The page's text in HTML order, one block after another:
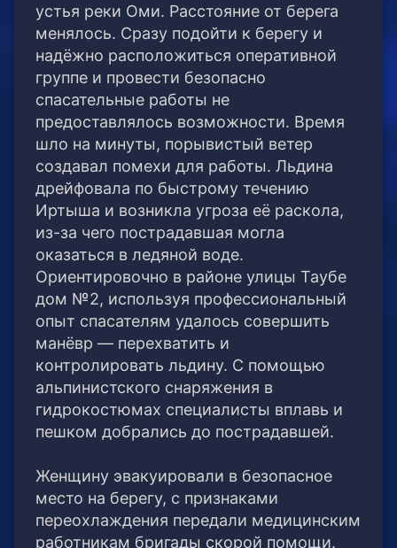
устья реки Оми. Расстояние от берега
менялось. Сразу подойти к берегу и
надёжно расположиться оперативной
группе и провести безопасно
спасательные работы не
предоставлялось возможности. Время
шло на минуты, порывистый ветер
создавал помехи для работы. Льдина
дрейфовала по быстрому течению
Иртыша и возникла угроза её раскола,
из-за чего пострадавшая могла
оказаться в ледяной воде.
Ориентировочно в районе улицы Таубе
дом №2, используя профессиональный
опыт спасателям удалось совершить
манёвр — перехватить и
контролировать льдину. С помощью
альпинистского снаряжения в
гидрокостюмах специалисты вплавь и
пешком добрались до пострадавшей.
Женщину эвакуировали в безопасное
место на берегу, с признаками
переохлаждения передали медицинским
работникам бригады скорой помощи.